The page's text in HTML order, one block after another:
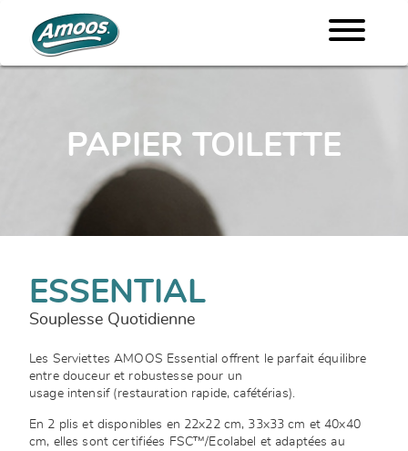
PAPIER TOILETTE
ESSENTIAL
Souplesse Quotidienne
Les Serviettes AMOOS Essential offrent le parfait équilibre
entre douceur et robustesse pour un
usage intensif (restauration rapide, cafétérias).
En 2 plis et disponibles en 22x22 cm, 33x33 cm et 40x40
cm, elles sont certifiées FSC™/Ecolabel et adaptées au